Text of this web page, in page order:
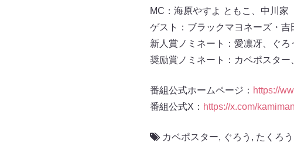
MC：海原やすよ ともこ、中川家
ゲスト：ブラックマヨネーズ・
新人賞ノミネート：愛凛冴、ぐろ
奨励賞ノミネート：カベポスター
番組公式ホームページ： https://
番組公式X： https://x.com/
カベポスター, ぐろう , たくろう